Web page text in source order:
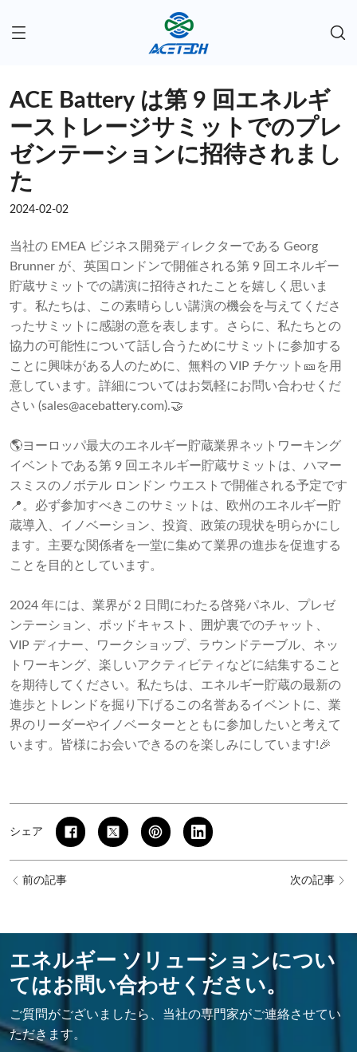
ACE Battery は第 9 回エネルギ
ーストレージサミットでのプレ
ゼンテーションに招待されまし
た
2024-02-02
当社の EMEA ビジネス開発ディレクターである Georg
Brunner が、英国ロンドンで開催される第 9 回エネルギー
貯蔵サミットでの講演に招待されたことを嬉しく思いま
す。私たちは、この素晴らしい講演の機会を与えてくださ
ったサミットに感謝の意を表します。さらに、私たちとの
協力の可能性について話し合うためにサミットに参加する
ことに興味がある人のために、無料の VIP チケット🎫を用
意しています。詳細についてはお気軽にお問い合わせくだ
さい (sales@acebattery.com).🤝
🌎ヨーロッパ最大のエネルギー貯蔵業界ネットワーキング
イベントである第 9 回エネルギー貯蔵サミットは、ハマー
スミスのノボテル ロンドン ウエストで開催される予定です
📍。必ず参加すべきこのサミットは、欧州のエネルギー貯
蔵導入、イノベーション、投資、政策の現状を明らかにし
ます。主要な関係者を一堂に集めて業界の進歩を促進する
ことを目的としています。
2024 年には、業界が 2 日間にわたる啓発パネル、プレゼ
ンテーション、ポッドキャスト、囲炉裏でのチャット、
VIP ディナー、ワークショップ、ラウンドテーブル、ネッ
トワーキング、楽しいアクティビティなどに結集すること
を期待してください。私たちは、エネルギー貯蔵の最新の
進歩とトレンドを掘り下げるこの名誉あるイベントに、業
界のリーダーやイノベーターとともに参加したいと考えて
います。皆様にお会いできるのを楽しみにしています!🎉
シェア
前の記事 次の記事
エネルギー ソリューションについ
てはお問い合わせください。
ご質問がございましたら、当社の専門家がご連絡させてい
ただきます。